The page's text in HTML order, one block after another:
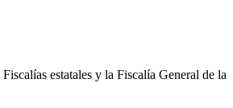
estatales y la Fiscalía General de la